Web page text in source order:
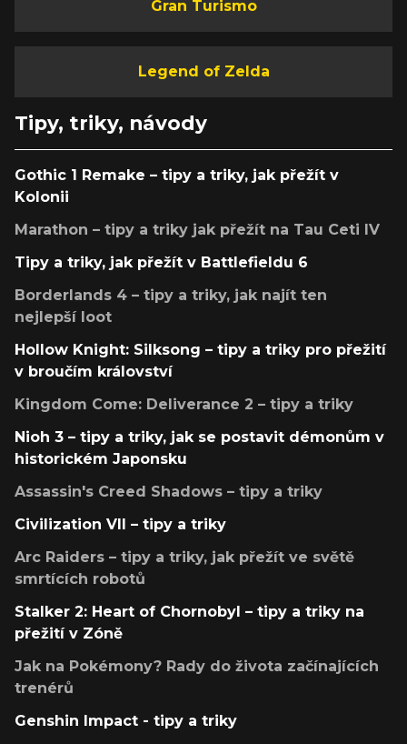
Gran Turismo
Legend of Zelda
Tipy, triky, návody
Gothic 1 Remake – tipy a triky, jak přežít v
Kolonii
Marathon – tipy a triky jak přežít na Tau Ceti IV
Tipy a triky, jak přežít v Battlefieldu 6
Borderlands 4 – tipy a triky, jak najít ten
nejlepší loot
Hollow Knight: Silksong – tipy a triky pro přežití
v broučím království
Kingdom Come: Deliverance 2 – tipy a triky
Nioh 3 – tipy a triky, jak se postavit démonům v
historickém Japonsku
Assassin's Creed Shadows – tipy a triky
Civilization VII – tipy a triky
Arc Raiders – tipy a triky, jak přežít ve světě
smrtících robotů
Stalker 2: Heart of Chornobyl – tipy a triky na
přežití v Zóně
Jak na Pokémony? Rady do života začínajících
trenérů
Genshin Impact - tipy a triky